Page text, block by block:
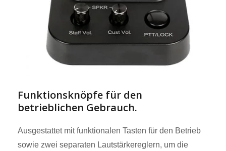
Funktionsknöpfe für den
betrieblichen Gebrauch.
Ausgestattet mit funktionalen Tasten für den Betrieb
sowie zwei separaten Lautstärkereglern, um die